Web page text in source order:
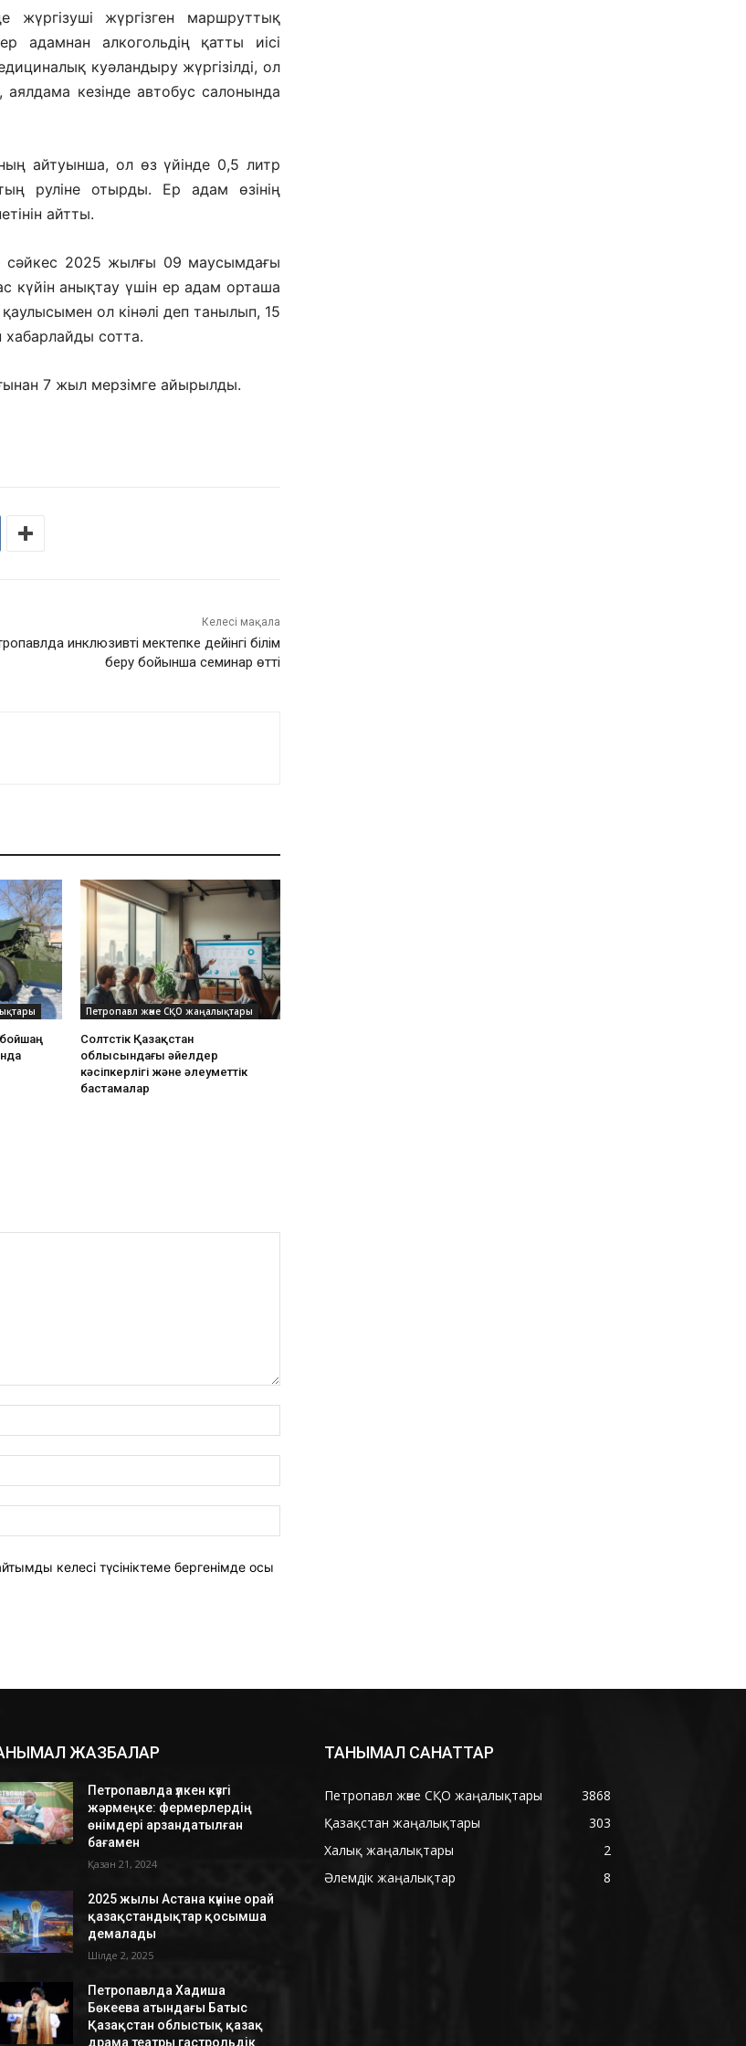
жүргізуші жүргізген маршруттық
адамнан алкогольдің қатты иісі
куәландыру жүргізілді, ол
кезінде автобус салонында
айтуынша, ол өз үйінде 0,5 литр
руліне отырды. Ер адам өзінің
айтты.
сәйкес 2025 жылғы 09 маусымдағы
күйін анықтау үшін ер адам орташа
ол кінәлі деп танылып, 15
хабарлайды сотта.
7 жыл мерзімге айырылды.
Келесі мақала
инклюзивті мектепке дейінгі білім
беру бойынша семинар өтті
Петропавл және СҚО жаңалықтары
Солтүстік Қазақстан
облысындағы әйелдер
кәсіпкерлігі және әлеуметтік
бастамалар
келесі түсініктеме бергенімде осы
ЖАЗБАЛАР
Петропавлда үлкен күзгі
жәрмеңке: фермерлердің
өнімдері арзандатылған
бағамен
Қазан 21, 2024
2025 жылы Астана күніне орай
қазақстандықтар қосымша
демалады
Шілде 2, 2025
Петропавлда Хадиша
Бөкеева атындағы Батыс
Қазақстан облыстық қазақ
драма театры гастрольдік
ТАНЫМАЛ САНАТТАР
Петропавл және СҚО жаңалықтары
3868
Қазақстан жаңалықтары
303
Халық жаңалықтары
2
Әлемдік жаңалықтар
8